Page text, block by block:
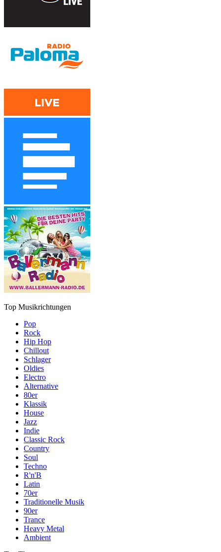
Top Musikrichtungen
Pop
Rock
Hip Hop
Chillout
Schlager
Oldies
Electro
Alternative
80er
Klassik
House
Jazz
Indie
Classic Rock
Country
Soul
Techno
R'n'B
Latin
70er
Traditionelle Musik
90er
Trance
Heavy Metal
Ambient